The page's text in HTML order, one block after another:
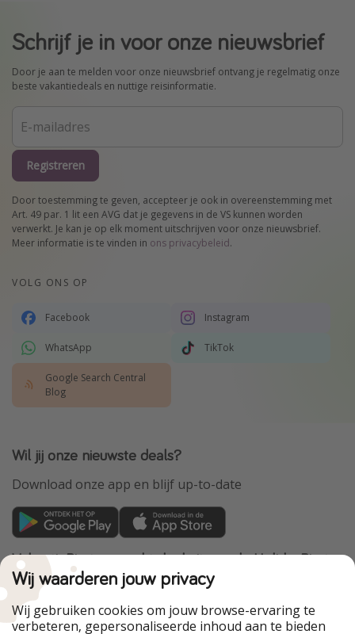
Schrijf je in voor onze nieuwsbrief
Door je aan te melden voor onze nieuwsbrief ontvang je regelmatig onze
beste vakantiedeals en nuttige reisinformatie.
Registreren
Door toestemming te geven, accepteer je ook in overeenstemming met
Art. 49 par. 1 lit een AVG dat je gegevens in de VS kunnen worden
verwerkt. Je kan je op elk moment uitschrijven voor onze nieuwsbrief.
Meer informatie is te vinden in ons privacybeleid.
VOLG ONS OP
Facebook Instagram
WhatsApp TikTok
Google Search Central
Blog
Wil jij onze nieuwste deals?
Download onze app en blijf up-to-date
VakantiePiraten maakt deel uit van de HolidayPirates
Group
Onze markten
Wij waarderen jouw privacy
Wij gebruiken cookies om jouw browse-ervaring te
verbeteren, gepersonaliseerde inhoud aan te bieden